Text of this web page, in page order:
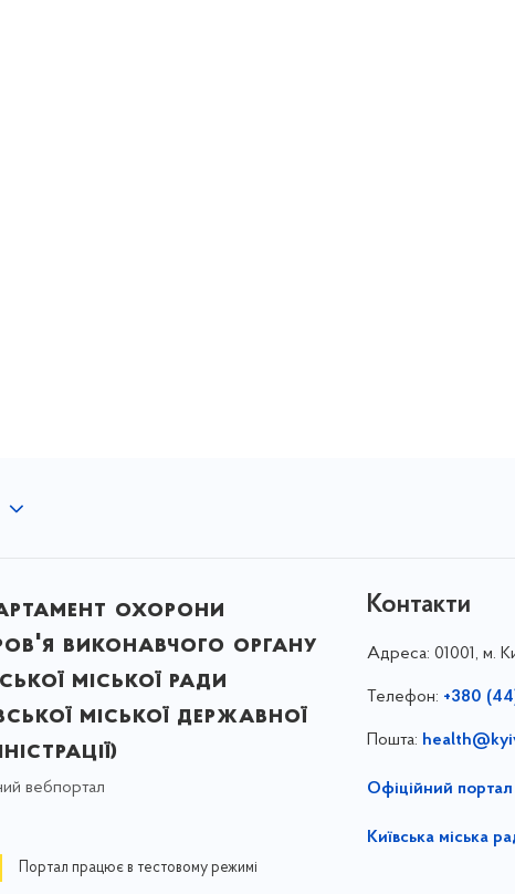
охорони
виконавчого органу
міської ради
міської державної
вебпортал
Портал працює в тестовому режимі
Контакти
Адреса: 01001, м.
Телефон: +380
Пошта:
Офіційний
Київська міська